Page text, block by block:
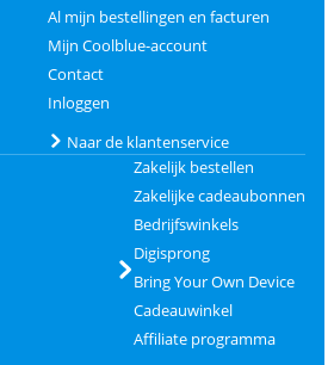
Al mijn bestellingen en facturen
Mijn Coolblue-account
Contact
Inloggen
Naar de klantenservice
Zakelijk bestellen
Zakelijke cadeaubonnen
Bedrijfswinkels
Digisprong
Bring Your Own Device
Cadeauwinkel
Affiliate programma